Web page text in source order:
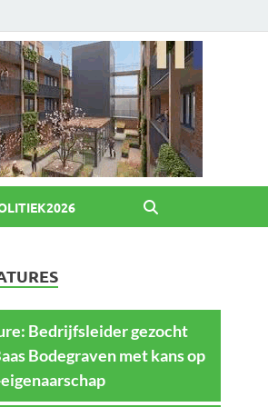
Bedrijfsleider gezocht
Bodegraven met kans op